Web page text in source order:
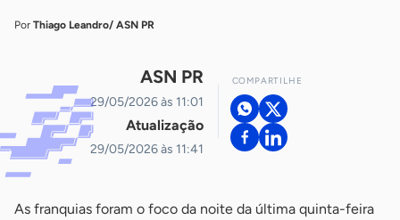
Por Thiago Leandro/ ASN PR
ASN PR
29/05/2026 às 11:01
Atualização
29/05/2026 às 11:41
COMPARTILHE
As franquias foram o foco da noite da última quinta-feira